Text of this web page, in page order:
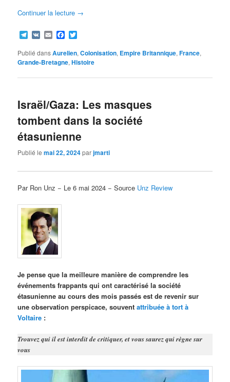
Continuer la lecture →
Telegram
VK EmailFacebook
Publié dansAurelien,Colonisation, Empire Britannique,France,
Grande-Bretagne,Histoire
Israël/Gaza: Les masques
tombent dans la société
étasunienne
Publié lemai 22, 2024parjmarti
Par Ron Unz − Le 6 mai 2024 − Source Unz Review
Je pense que la meilleure manière de comprendre les
événements frappants qui ont caractérisé la société
étasunienne au cours des mois passés est de revenir sur
une observation perspicace, souventattribuée à tort à
Voltaire :
Trouvez qui il est interdit de critiquer, et vous saurez qui règne sur
vous